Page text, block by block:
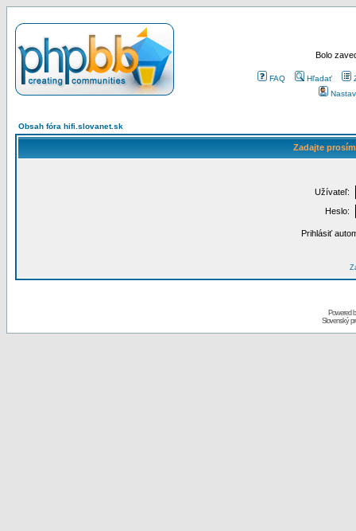
Bolo
FAQ Hľadať
Obsah fóra hifi.slovanet.sk
Zadajte
Užívateľ:
Heslo:
Prihlásiť
Powered
Slovenský